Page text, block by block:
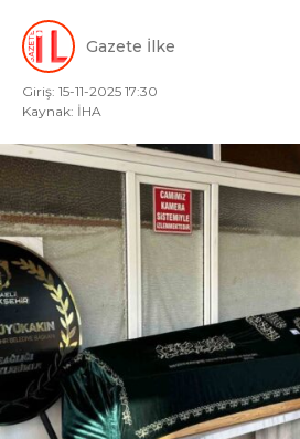
Gazete İlke
Giriş: 15-11-2025 17:30
Kaynak: İHA